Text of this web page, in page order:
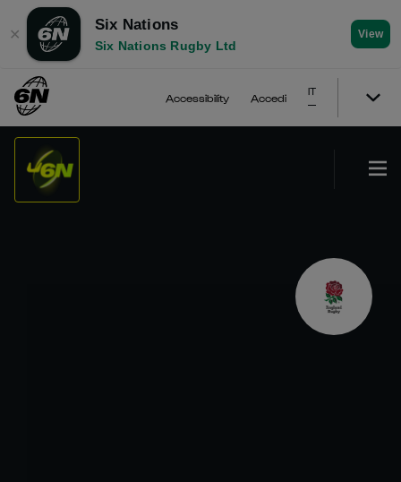
✕
Six Nations
Six Nations Rugby Ltd
View
Accessibility Accedi
IT